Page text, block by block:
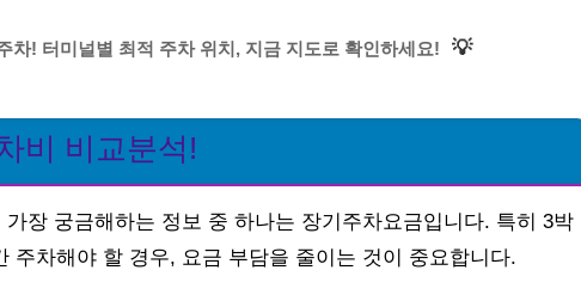
차! 터미널별 최적 주차 위치, 지금 지도로 확인하세요! 💡
비 비교분석!
장 궁금해하는 정보 중 하나는 장기주차요금입니다. 특히 3박
주차해야 할 경우, 요금 부담을 줄이는 것이 중요합니다.